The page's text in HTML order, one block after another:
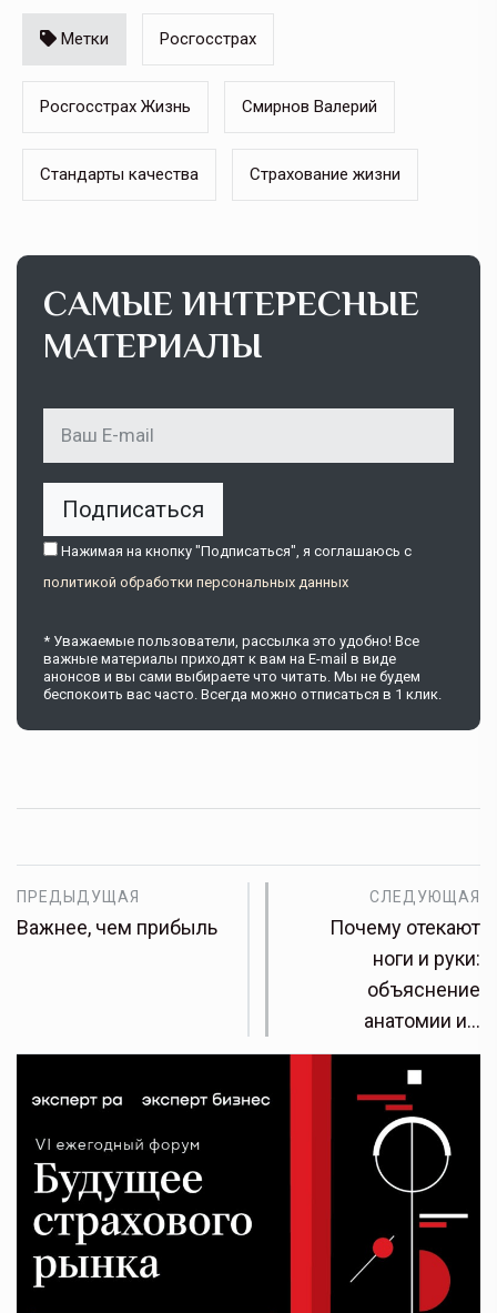
Метки Росгосстрах
Росгосстрах Жизнь Смирнов Валерий
Стандарты качества Страхование жизни
САМЫЕ ИНТЕРЕСНЫЕ
МАТЕРИАЛЫ
Подписаться
Нажимая на кнопку "Подписаться", я соглашаюсь c
политикой обработки персональных данных
* Уважаемые пользователи, рассылка это удобно! Все
важные материалы приходят к вам на E-mail в виде
анонсов и вы сами выбираете что читать. Мы не будем
беспокоить вас часто. Всегда можно отписаться в 1 клик.
ПРЕДЫДУЩАЯ
Важнее, чем прибыль
СЛЕДУЮЩАЯ
Почему отекают
ноги и руки:
объяснение
анатомии и…